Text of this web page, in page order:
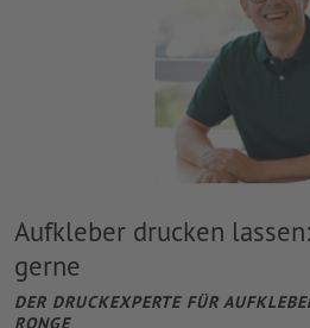
Aufkleber drucken
gerne
DER DRUCKEXPERTE FÜR
RONGE